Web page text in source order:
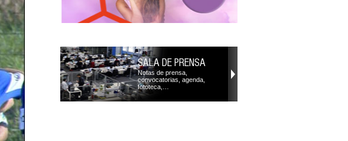
SALA DE PRENSA
Notas de prensa,
convocatorias, agenda,
fototeca,…